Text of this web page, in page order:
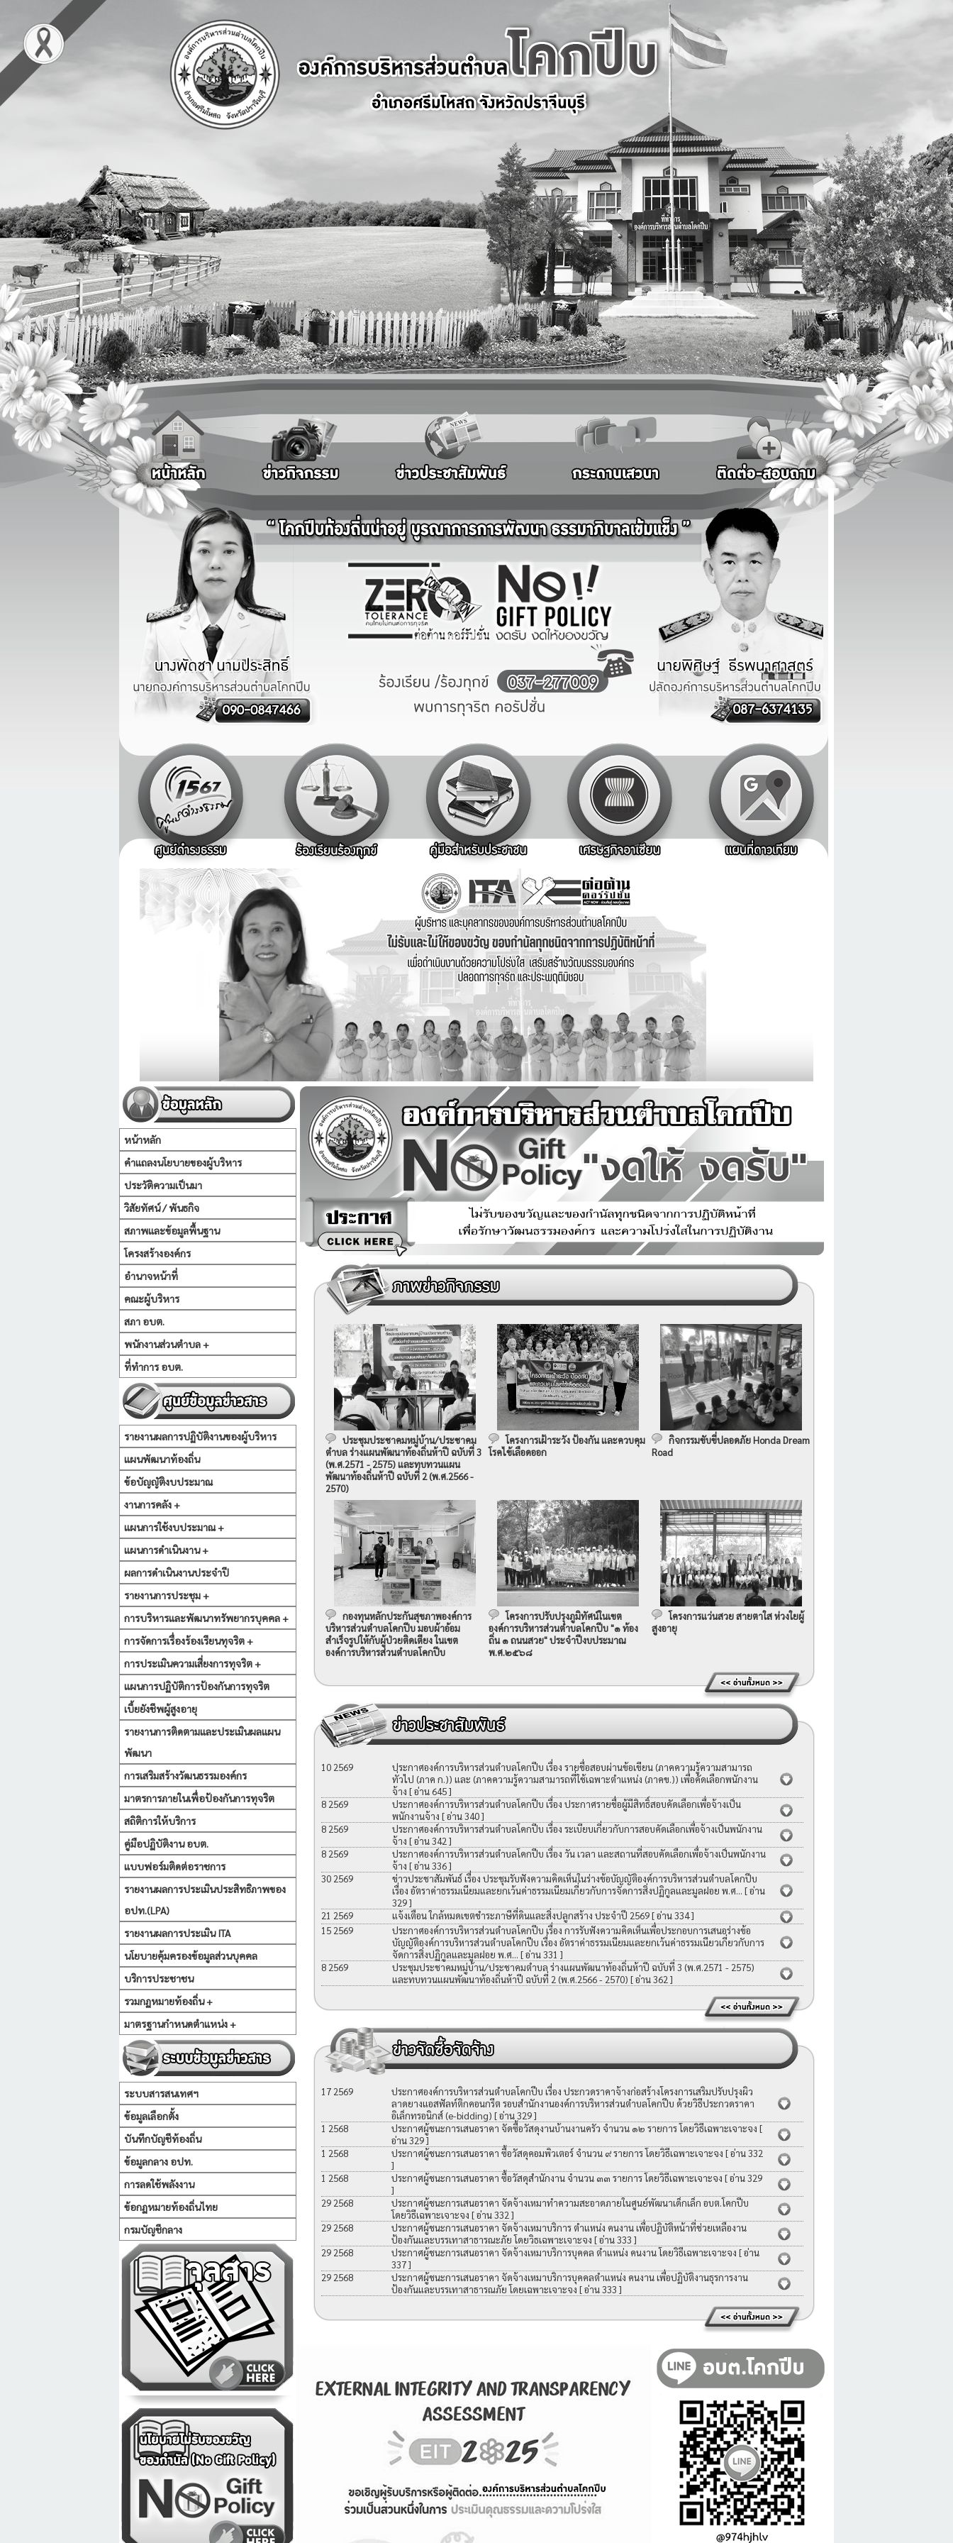
หน้าหลัก
คำแถลงนโยบายของผู้บริหาร
ประวัติความเป็นมา
วิสัยทัศน์ / พันธกิจ
สภาพและข้อมูลพื้นฐาน
โครงสร้างองค์กร
อำนาจหน้าที่
คณะผู้บริหาร
สภา อบต.
พนักงานส่วนตำบล +
ที่ทำการ อบต.
รายงานผลการปฏิบัติงานของผู้บริหาร
แผนพัฒนาท้องถิ่น
ข้อบัญญัติงบประมาณ
งานการคลัง +
แผนการใช้งบประมาณ +
แผนการดำเนินงาน +
ผลการดำเนินงานประจำปี
รายงานการประชุม +
การบริหารและพัฒนาทรัพยากรบุคคล +
การจัดการเรื่องร้องเรียนทุจริต +
การประเมินความเสี่ยงการทุจริต +
แผนการปฏิบัติการป้องกันการทุจริต
เบี้ยยังชีพผู้สูงอายุ
รายงานการติดตามและประเมินผลแผน
พัฒนา
การเสริมสร้างวัฒนธรรมองค์กร
มาตรการภายในเพื่อป้องกันการทุจริต
สถิติการให้บริการ
คู่มือปฏิบัติงาน อบต.
แบบฟอร์มติดต่อราชการ
รายงานผลการประเมินประสิทธิภาพของ
อปท.(LPA)
รายงานผลการประเมิน ITA
นโยบายคุ้มครองข้อมูลส่วนบุคคล
บริการประชาชน
รวมกฏหมายท้องถิ่น +
มาตรฐานกำหนดตำแหน่ง +
ระบบสารสนเทศฯ
ข้อมูลเลือกตั้ง
บันทึกบัญชีท้องถิ่น
ข้อมูลกลาง อปท.
การลดใช้พลังงาน
ข้อกฏหมายท้องถิ่นไทย
กรมบัญชีกลาง
ประชุมประชาคมหมู่บ้าน/ประชาคม
ตำบล ร่างแผนพัฒนาท้องถิ่นห้าปี ฉบับที่ 3
(พ.ศ.2571 - 2575) และทบทวนแผน
พัฒนาท้องถิ่นห้าปี ฉบับที่ 2 (พ.ศ.2566 -
2570)
โครงการเฝ้าระวัง ป้องกัน และควบคุม
โรคไข้เลือดออก
กิจกรรมขับขี่ปลอดภัย Honda Dream
Road
กองทุนหลักประกันสุขภาพองค์การ
บริหารส่วนตำบลโคกปีบ มอบผ้าอ้อม
สำเร็จรูปให้กับผู้ป่วยติดเตียง ในเขต
องค์การบริหารส่วนตำบลโคกปีบ
โครงการปรับปรุงภูมิทัศน์ในเขต
องค์การบริหารส่วนตำบลโคกปีบ "๑ ท้อง
ถิ่น ๑ ถนนสวย" ประจำปีงบประมาณ
พ.ศ.๒๕๖๘
โครงการแว่นสวย สายตาใส ห่วงใยผู้
สูงอายุ
10 2569
ประกาศองค์การบริหารส่วนตำบลโคกปีบ เรื่อง รายชื่อสอบผ่านข้อเขียน (ภาคความรู้ความสามารถ
ทั่วไป (ภาค ก.)) และ (ภาคความรู้ความสามารถที่ใช้เฉพาะตำแหน่ง (ภาคข.)) เพื่อคัดเลือกพนักงาน
จ้าง [ อ่าน 645 ]
8 2569
ประกาศองค์การบริหารส่วนตำบลโคกปีบ เรื่อง ประกาศรายชื่อผู้มีสิทธิ์สอบคัดเลือกเพื่อจ้างเป็น
พนักงานจ้าง [ อ่าน 340 ]
8 2569
ประกาศองค์การบริหารส่วนตำบลโคกปีบ เรื่อง ระเบียบเกี่ยวกับการสอบคัดเลือกเพื่อจ้างเป็นพนักงาน
จ้าง [ อ่าน 342 ]
8 2569
ประกาศองค์การบริหารส่วนตำบลโคกปีบ เรื่อง วัน เวลา และสถานที่สอบคัดเลือกเพื่อจ้างเป็นพนักงาน
จ้าง [ อ่าน 336 ]
30 2569
ข่าวประชาสัมพันธ์ เรื่อง ประชุมรับฟังความคิดเห็นในร่างข้อบัญญัติองค์การบริหารส่วนตำบลโคกปีบ
เรื่อง อัตราค่าธรรมเนียมและยกเว้นค่าธรรมเนียมเกี่ยวกับการจัดการสิ่งปฏิกูลและมูลฝอย พ.ศ... [ อ่าน
329 ]
21 2569
แจ้งเตือน ใกล้หมดเขตชำระภาษีที่ดินและสิ่งปลูกสร้าง ประจำปี 2569[ อ่าน 334 ]
15 2569
ประกาศองค์การบริหารส่วนตำบลโคกปีบ เรื่อง การรับฟังความคิดเห็นเพื่อประกอบการเสนอร่างข้อ
บัญญัติองค์การบริหารส่วนตำบลโคกปีบ เรื่อง อัตราค่าธรรมเนียมและยกเว้นค่าธรรมเนียวเกี่ยวกับการ
จัดการสิ่งปฏิกูลและมูลฝอย พ.ศ... [ อ่าน 331 ]
8 2569
ประชุมประชาคมหมู่บ้าน/ประชาคมตำบล ร่างแผนพัฒนาท้องถิ่นห้าปี ฉบับที่ 3 (พ.ศ.2571 - 2575)
และทบทวนแผนพัฒนาท้องถิ่นห้าปี ฉบับที่ 2 (พ.ศ.2566 - 2570) [ อ่าน 362 ]
17 2569
ประกาศองค์การบริหารส่วนตำบลโคกปีบ เรื่อง ประกวดราคาจ้างก่อสร้างโครงการเสริมปรับปรุงผิว
ลาดยางแอสฟัลท์ติกคอนกรีต รอบสำนักงานองค์การบริหารส่วนตำบลโคกปีบ ด้วยวิธีประกวดราคา
อิเล็กทรอนิกส์ (e-bidding) [ อ่าน 329 ]
1 2568
ประกาศผู้ชนะการเสนอราคา จัดซื้อวัสดุงานบ้านงานครัว จำนวน ๑๒ รายการ โดยวิธีเฉพาะเจาะจง [
อ่าน 329 ]
1 2568
ประกาศผู้ชนะการเสนอราคา ซื้อวัสดุคอมพิวเตอร์ จำนวน ๙ รายการ โดยวิธีเฉพาะเจาะจง [ อ่าน 332
]
1 2568
ประกาศผู้ชนะการเสนอราคา ซื้อวัสดุสำนักงาน จำนวน ๓๓ รายการ โดยวิธีเฉพาะเจาะจง [ อ่าน 329
]
29 2568
ประกาศผู้ชนะการเสนอราคา จัดจ้างเหมาทำความสะอาดภายในศูนย์พัฒนาเด็กเล็ก อบต.โคกปีบ
โดยวิธีเฉพาะเจาะจง [ อ่าน 332 ]
29 2568
ประกาศผู้ชนะการเสนอราคา จัดจ้างเหมาบริการ ตำแหน่ง คนงาน เพื่อปฏิบัติหน้าที่ช่วยเหลืองาน
ป้องกันและบรรเทาสาธารณะภัย โดยวิธเฉพาะเจาะจง [ อ่าน 333 ]
29 2568
ประกาศผู้ชนะการเสนอราคา จัดจ้างเหมาบริการบุคคล ตำแหน่ง คนงาน โดยวิธีเฉพาะเจาะจง [ อ่าน
337 ]
29 2568
ประกาศผู้ชนะการเสนอราคา จัดจ้างเหมาบริการบุคคลตำแหน่ง คนงาน เพื่อปฏิบัติงานธุรการงาน
ป้องกันและบรรเทาสาธารณภัย โดยเฉพาะเจาะจง [ อ่าน 333 ]